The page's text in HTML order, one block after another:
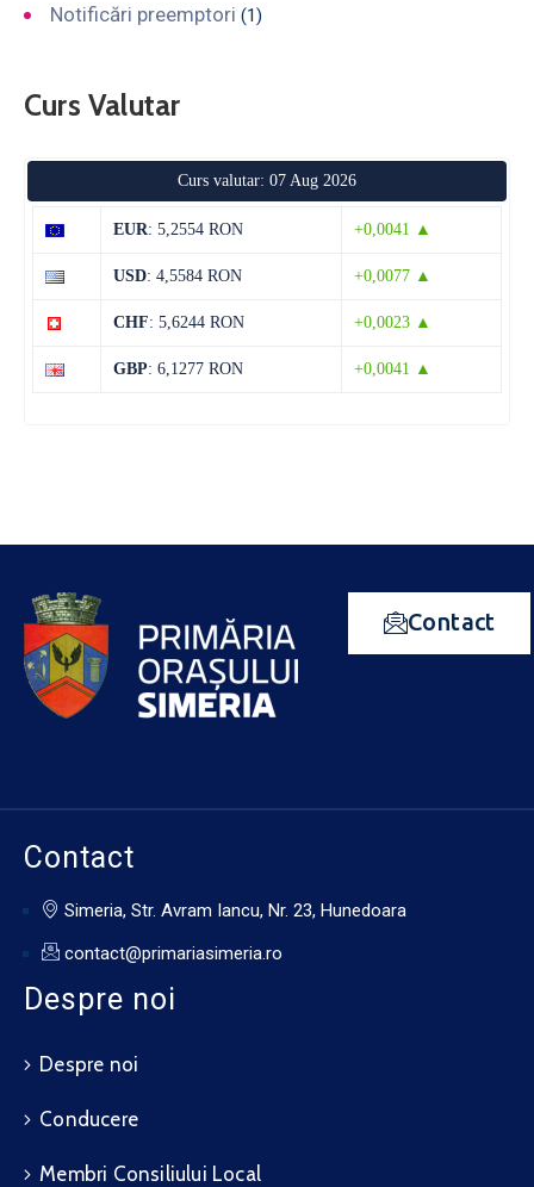
Notificări preemptori (1)
Curs Valutar
Curs valutar: 07 Aug 2026
EUR: 5,2554 RON +0,0041 ▲
USD: 4,5584 RON +0,0077 ▲
CHF: 5,6244 RON +0,0023 ▲
GBP: 6,1277 RON +0,0041 ▲
Contact
Contact
Simeria, Str. Avram Iancu, Nr. 23, Hunedoara
contact@primariasimeria.ro
Despre noi
Despre noi
Conducere
Membri Consiliului Local